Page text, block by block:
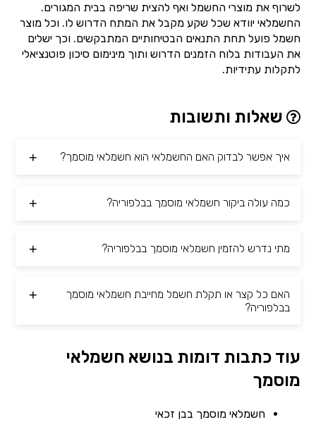
לשרוף את מוצרי החשמל ואף להצית שריפה בבית המגורים.
החשמלאי יוודא שכל שקע מקבל את המתח הדרוש לו. וכל מוצר
חשמל פועל תחת התנאים הבטיחותיים המתבקשים. וכך ישלים
את העבודות בלוח הזמנים הדרוש ותוך מינימום סיכון פוטנציאלי
לתקלות עתידיות.
שאלות ותשובות
איך אפשר לבדוק האם החשמלאי הוא חשמלאי מוסמך?
כמה עולה ביקור חשמלאי מוסמך בבלפוריה?
מתי נדרש להזמין חשמלאי מוסמך בבלפוריה?
האם כל קצר או תקלת חשמל מחייבת חשמלאי מוסמך
בבלפוריה?
עוד כתבות דומות בנושא חשמלאי
מוסמך
חשמלאי מוסמך בבן זכאי